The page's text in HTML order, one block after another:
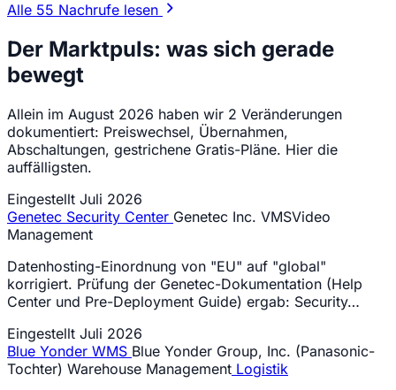
Alle 55 Nachrufe lesen
Der Marktpuls: was sich gerade
bewegt
Allein im August 2026 haben wir 2 Veränderungen
dokumentiert: Preiswechsel, Übernahmen,
Abschaltungen, gestrichene Gratis-Pläne. Hier die
auffälligsten.
Eingestellt Juli 2026
Genetec Security Center Genetec Inc. VMSVideo
Management
Datenhosting-Einordnung von "EU" auf "global"
korrigiert. Prüfung der Genetec-Dokumentation (Help
Center und Pre-Deployment Guide) ergab: Security…
Eingestellt Juli 2026
Blue Yonder WMS Blue Yonder Group, Inc. (Panasonic-
Tochter) Warehouse Management Logistik